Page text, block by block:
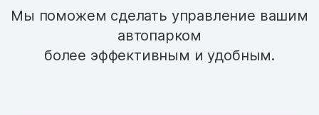
Мы поможем сделать управление вашим
автопарком
более эффективным и удобным.